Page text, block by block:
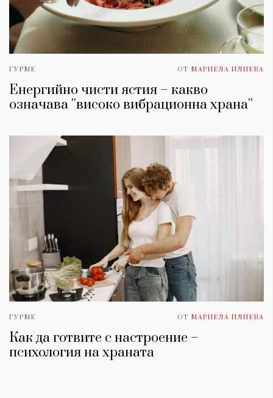
ГУРМЕ ОТ МАРИЕЛА ИЛИЕВА
Енергийно чисти ястия – какво
означава ''високо вибрационна храна''
ГУРМЕ ОТ МАРИЕЛА ИЛИЕВА
Как да готвите с настроение –
психология на храната